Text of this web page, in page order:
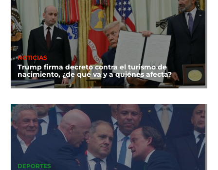
NOTICIAS
Trump firma decreto contra el turismo de
nacimiento, ¿de qué va y a quiénes afecta?
DEPORTES